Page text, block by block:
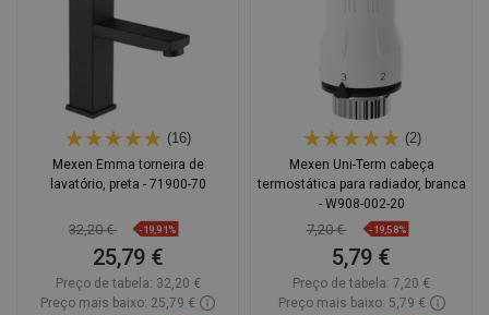
(16)
Mexen Emma torneira de
lavatório, preta - 71900-70
32,20 € -19,91%
25,79 €
Preço de tabela: 32,20 €
Preço mais baixo: 25,79 €
(2)
Mexen Uni-Term cabeça
termostática para radiador, branca
- W908-002-20
7,20 € -19,58%
5,79 €
Preço de tabela: 7,20 €
Preço mais baixo: 5,79 €